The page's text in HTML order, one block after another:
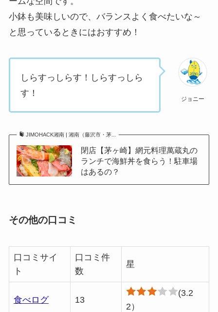
小鉢も美味しいので、バランスよく食べたいな～
と思っているときにはおすすめ！
ジョニー
しらすっしらす！しらすっしら
す！
JIMOHACK湘南 | 湘南（藤沢市・茅...
閉店【茅ヶ崎】網元料理萬蔵丸の
ランチで海鮮丼を食らう！駐車場
はあるの？
その他の口コミ
口コミサイ
ト
口コミ件
数
星
食べログ 13
(3.2
2）